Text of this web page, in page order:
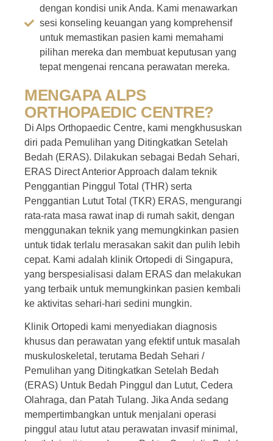
dengan kondisi unik Anda. Kami menawarkan
sesi konseling keuangan yang komprehensif
untuk memastikan pasien kami memahami
pilihan mereka dan membuat keputusan yang
tepat mengenai rencana perawatan mereka.
MENGAPA ALPS
ORTHOPAEDIC CENTRE?
Di Alps Orthopaedic Centre, kami mengkhususkan
diri pada Pemulihan yang Ditingkatkan Setelah
Bedah (ERAS). Dilakukan sebagai Bedah Sehari,
ERAS Direct Anterior Approach dalam teknik
Penggantian Pinggul Total (THR) serta
Penggantian Lutut Total (TKR) ERAS, mengurangi
rata-rata masa rawat inap di rumah sakit, dengan
menggunakan teknik yang memungkinkan pasien
untuk tidak terlalu merasakan sakit dan pulih lebih
cepat. Kami adalah klinik Ortopedi di Singapura,
yang berspesialisasi dalam ERAS dan melakukan
yang terbaik untuk memungkinkan pasien kembali
ke aktivitas sehari-hari sedini mungkin.
Klinik Ortopedi kami menyediakan diagnosis
khusus dan perawatan yang efektif untuk masalah
muskuloskeletal, terutama Bedah Sehari /
Pemulihan yang Ditingkatkan Setelah Bedah
(ERAS) Untuk Bedah Pinggul dan Lutut, Cedera
Olahraga, dan Patah Tulang. Jika Anda sedang
mempertimbangkan untuk menjalani operasi
pinggul atau lutut atau perawatan invasif minimal,